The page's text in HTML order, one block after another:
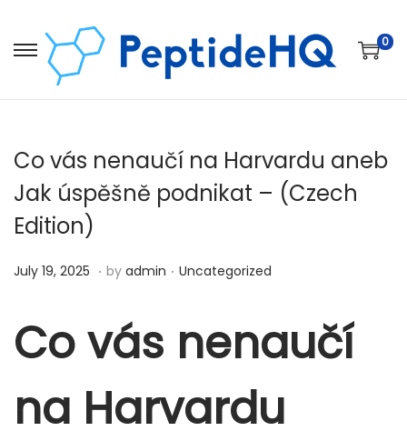
0
Co vás nenaučí na Harvardu aneb
Jak úspěšně podnikat – (Czech
Edition)
Posted on
July 19, 2025 D
e
. by admin . Posted in
Uncategorized
Co vás nenaučí
na Harvardu